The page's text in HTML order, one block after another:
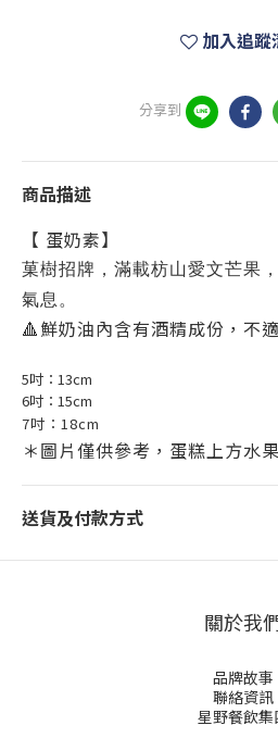
加入追蹤
分享到
商品描述
【 蛋奶素】
菓樹招牌，滿載枋山愛文芒果
氣息。
🔺鮮奶油內含有酒精成份，不
5吋：13cm
6吋：15cm
7吋：18cm
＊圖片僅供參考，蛋糕上方水
送貨及付款方式
關於我
品牌故事
聯絡資訊
星野餐飲集